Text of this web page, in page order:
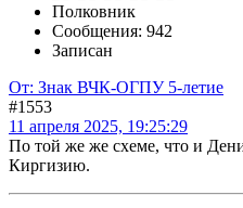
Полковник
Сообщения: 942
Записан
От: Знак ВЧК-ОГПУ 5-летие
#1553
11 апреля 2025, 19:25:29
По той же же схеме, что и
Киргизию.